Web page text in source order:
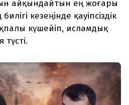
айқындайтын ең жоғары
кезеңінде қауіпсіздік
күшейіп, исламдық